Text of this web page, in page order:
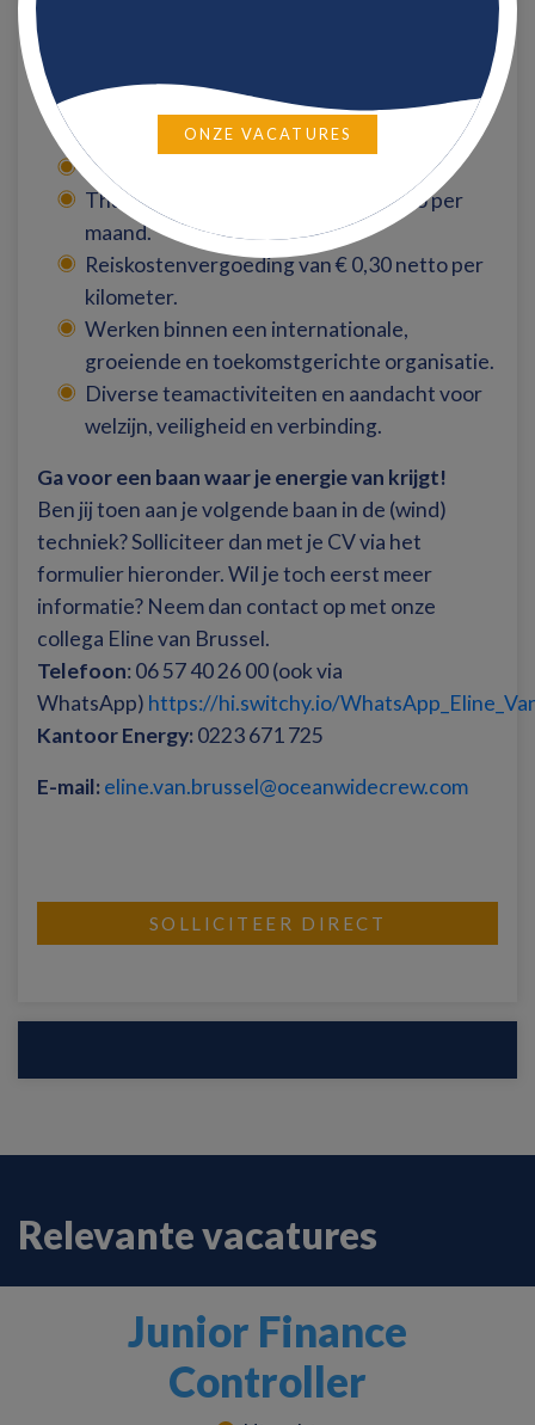
ONZE VACATURES
Mogelijkheid tot een dienstverband van 32
tot 40 uur per week.
Flexibele werktijden en hybride werken.
Thuiswerkvergoeding van € 25 netto per
maand.
Reiskostenvergoeding van € 0,30 netto per
kilometer.
Werken binnen een internationale,
groeiende en toekomstgerichte organisatie.
Diverse teamactiviteiten en aandacht voor
welzijn, veiligheid en verbinding.
Ga voor een baan waar je energie van krijgt!
Ben jij toen aan je volgende baan in de (wind)
techniek? Solliciteer dan met je CV via het
formulier hieronder. Wil je toch eerst meer
informatie? Neem dan contact op met onze
collega Eline van Brussel.
Telefoon: 06 57 40 26 00 (ook via
WhatsApp) https://hi.switchy.io/
Kantoor Energy: 0223 671 725
E-mail: eline.van.brussel@oceanwidecrew.com
SOLLICITEER DIRECT
Relevante vacatures
Junior Finance
Controller